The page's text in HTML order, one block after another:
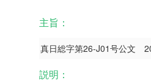
主旨：
説明：